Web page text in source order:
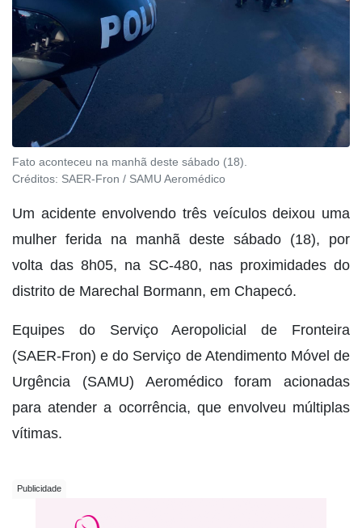
Fato aconteceu na manhã deste sábado (18).
Créditos: SAER-Fron / SAMU Aeromédico
Um acidente envolvendo três veículos deixou uma
mulher ferida na manhã deste sábado (18), por
volta das 8h05, na SC-480, nas proximidades do
distrito de Marechal Bormann, em Chapecó.
Equipes do Serviço Aeropolicial de Fronteira
(SAER-Fron) e do Serviço de Atendimento Móvel de
Urgência (SAMU) Aeromédico foram acionadas
para atender a ocorrência, que envolveu múltiplas
vítimas.